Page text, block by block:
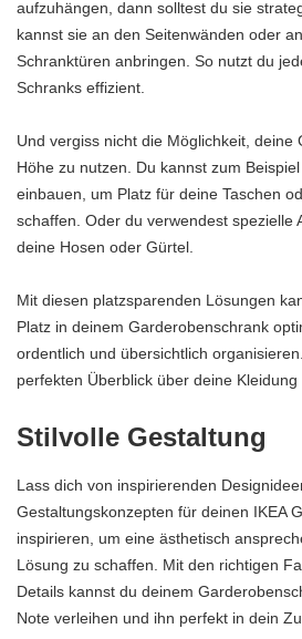
aufzuhängen, dann solltest du sie
kannst sie an den Seitenwänden oder
Schranktüren anbringen. So nutzt du
Schranks effizient.
Und vergiss nicht die Möglichkeit, deine
Höhe zu nutzen. Du kannst zum
einbauen, um Platz für deine Taschen
schaffen. Oder du verwendest spezielle
deine Hosen oder Gürtel.
Mit diesen platzsparenden Lösungen
Platz in deinem Garderobenschrank
ordentlich und übersichtlich
perfekten Überblick über deine Kleidung
Stilvolle Gestaltung
Lass dich von inspirierenden
Gestaltungskonzepten für deinen IKEA
inspirieren, um eine ästhetisch
Lösung zu schaffen. Mit den richtigen
Details kannst du deinem
Note verleihen und ihn perfekt in dein